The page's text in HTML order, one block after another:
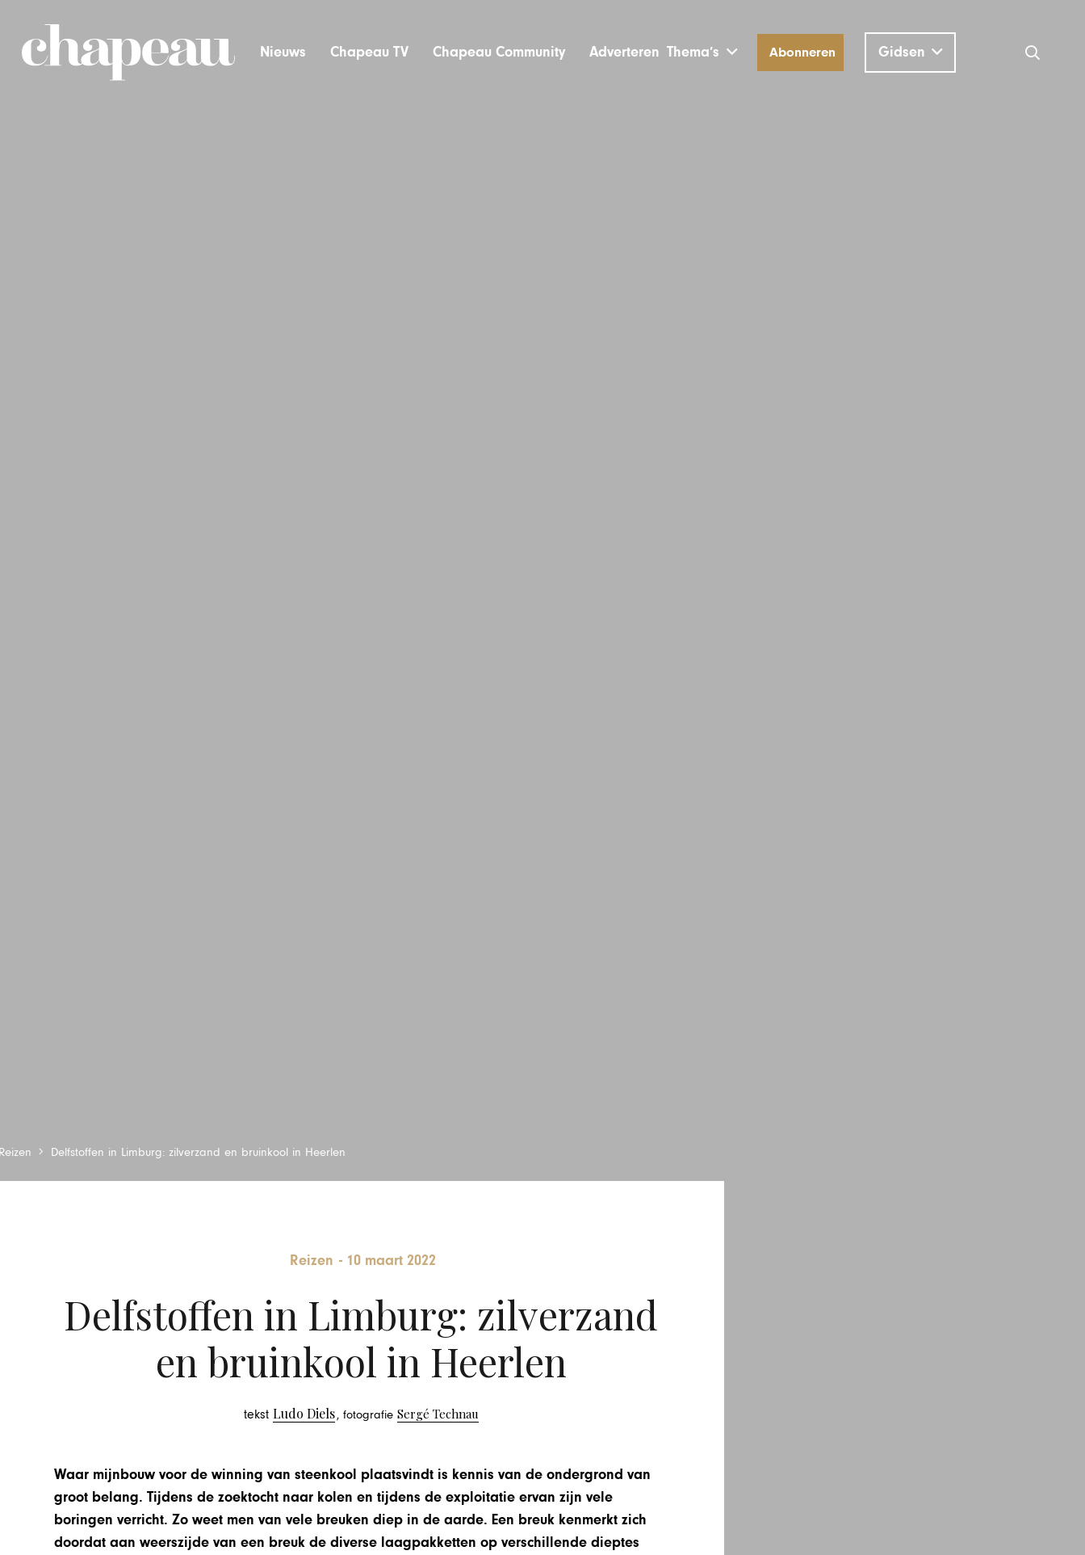
Nieuws Chapeau TV Chapeau Community Adverteren Thema’s Abonneren Gidsen
Delfstoffen in Limburg: zilverzand en bruinkool in Heerlen
Reizen - 10 maart 2022
Delfstoffen in Limburg: zilverzand
en bruinkool in Heerlen
tekst Ludo Diels, fotografie Sergé Technau
Waar mijnbouw voor de winning van steenkool plaatsvindt is kennis van de ondergrond van
groot belang. Tijdens de zoektocht naar kolen en tijdens de exploitatie ervan zijn vele
boringen verricht. Zo weet men van vele breuken diep in de aarde. Een breuk kenmerkt zich
doordat aan weerszijde van een breuk de diverse laagpakketten op verschillende dieptes